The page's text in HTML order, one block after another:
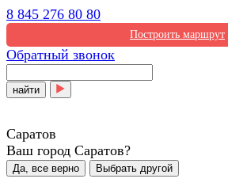
8 845 276 80 80
Построить маршрут
Обратный звонок
найти
Саратов
Ваш город Саратов?
Да, все верно Выбрать другой